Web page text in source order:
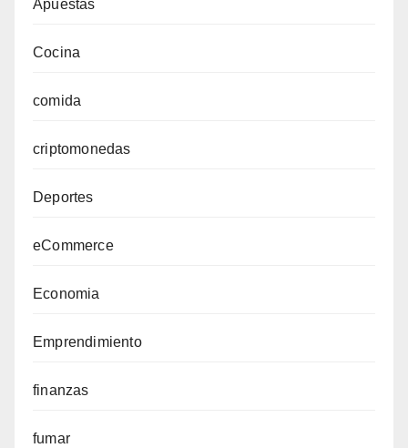
Apuestas
Cocina
comida
criptomonedas
Deportes
eCommerce
Economia
Emprendimiento
finanzas
fumar